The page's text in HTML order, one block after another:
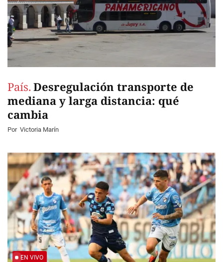
País. Desregulación transporte de
mediana y larga distancia: qué
cambia
Por Victoria Marín
EN VIVO